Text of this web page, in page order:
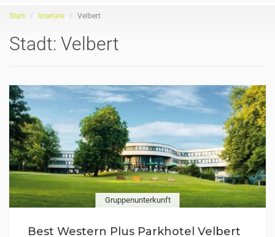
Start Inserate Velbert
Stadt: Velbert
Gruppenunterkunft
Best Western Plus Parkhotel Velbert